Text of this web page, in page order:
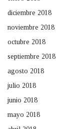
diciembre 2018
noviembre 2018
octubre 2018
septiembre 2018
agosto 2018
julio 2018
junio 2018
mayo 2018